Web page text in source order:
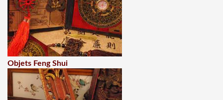
Objets Feng Shui